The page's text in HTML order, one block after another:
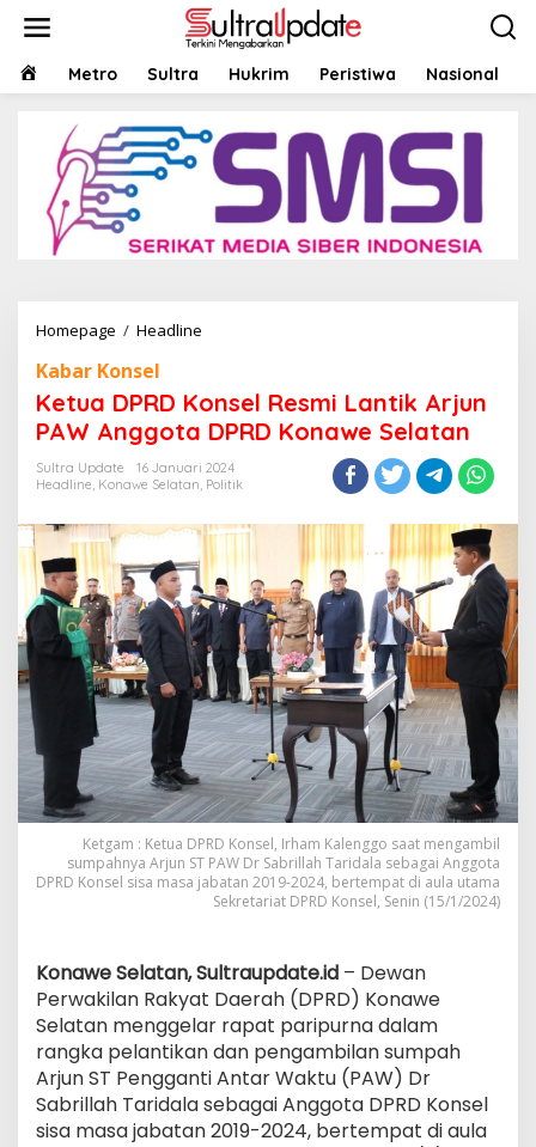
HOMEMetro Sultra Hukrim Peristiwa Nasional
Homepage / Headline
Resmi
Lantik
Arjun
PAW
Anggota
Konawe
Selatan
Kabar Konsel
Ketua DPRD Konsel Resmi Lantik Arjun
PAW Anggota DPRD Konawe Selatan
Sultra Update
16 Januari 2024
Headline, Konawe Selatan, Politik
Ketgam : Ketua DPRD Konsel, Irham Kalenggo saat mengambil
sumpahnya Arjun ST PAW Dr Sabrillah Taridala sebagai Anggota
DPRD Konsel sisa masa jabatan 2019-2024, bertempat di aula utama
Sekretariat DPRD Konsel, Senin (15/1/2024)
Konawe Selatan, Sultraupdate.id – Dewan
Perwakilan Rakyat Daerah (DPRD) Konawe
Selatan menggelar rapat paripurna dalam
rangka pelantikan dan pengambilan sumpah
Arjun ST Pengganti Antar Waktu (PAW) Dr
Sabrillah Taridala sebagai Anggota DPRD Konsel
sisa masa jabatan 2019-2024, bertempat di aula